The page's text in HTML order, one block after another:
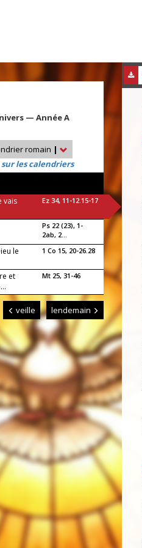
— Année A
romain |
les calendriers
vais
Ez 34, 11-12.15-17
Ps 22 (23), 1-
2ab, 2...
le
1 Co 15, 20-26.28
et
Mt 25, 31-46
veille lendemain